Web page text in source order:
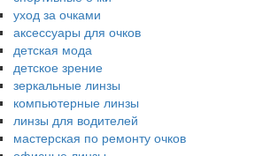
уход за очками
аксессуары для очков
детская мода
детское зрение
зеркальные линзы
компьютерные линзы
линзы для водителей
мастерская по ремонту очков